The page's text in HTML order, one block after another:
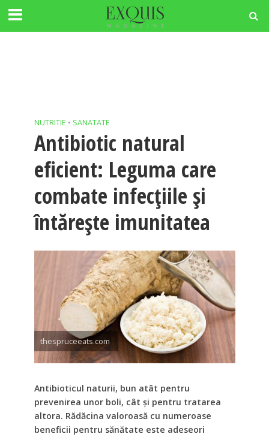
NUTRITIE • SANATATE
Antibiotic natural
eficient: Leguma care
combate infecțiile și
întărește imunitatea
thespruceeats.com
Antibioticul naturii, bun atât pentru
prevenirea unor boli, cât și pentru tratarea
altora. Rădăcina valoroasă cu numeroase
beneficii pentru sănătate este adeseori